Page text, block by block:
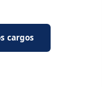
cargos